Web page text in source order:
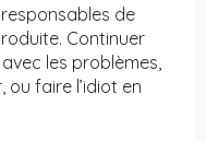
de
Continuer
les problèmes,
ou faire l’idiot en